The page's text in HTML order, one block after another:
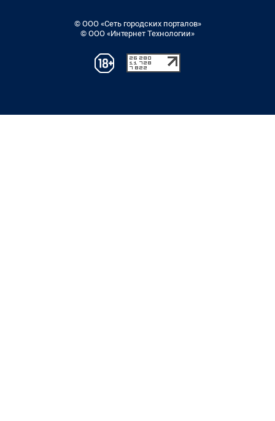
© ООО «Сеть городских порталов»
© ООО «Интернет Технологии»